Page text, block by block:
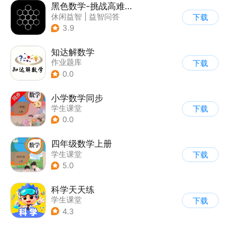
黑色数学-挑战高难度问题
休闲益智
益智问答
| 学习教育
3.9
下载
知达解数学
作业题库
0.0
下载
小学数学同步
学生课堂
0.0
下载
四年级数学上册
学生课堂
5.0
下载
科学天天练
学生课堂
4.3
下载